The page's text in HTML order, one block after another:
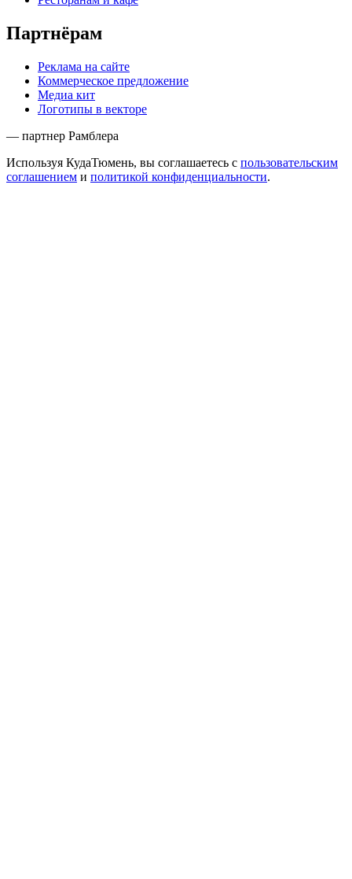
Партнёрам
Реклама на сайте
Коммерческое предложение
Медиа кит
Логотипы в векторе
— партнер Рамблера
Используя КудаТюмень, вы соглашаетесь с пользовательским
соглашением и политикой конфиденциальности.